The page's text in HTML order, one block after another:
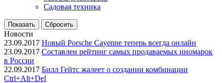
Садовая техника
Новости
23.09.2017 Новый Porsche Cayenne теперь всегда онлайн
23.09.2017 Составлен рейтинг самых продаваемых иномарок
в России
22.09.2017 Билл Гейтс жалеет о создании комбинации
Ctrl+Alt+Del